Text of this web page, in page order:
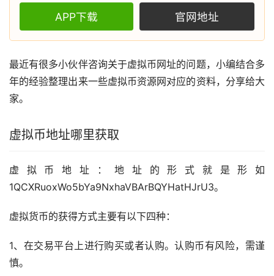
APP下载 官网地址
最近有很多小伙伴咨询关于虚拟币网址的问题，小编结合多
年的经验整理出来一些虚拟币资源网对应的资料，分享给大
家。
虚拟币地址哪里获取
虚拟币地址：地址的形式就是形如
1QCXRuoxWo5bYa9NxhaVBArBQYHatHJrU3。
虚拟货币的获得方式主要有以下四种：
1、在交易平台上进行购买或者认购。认购币有风险，需谨
慎。